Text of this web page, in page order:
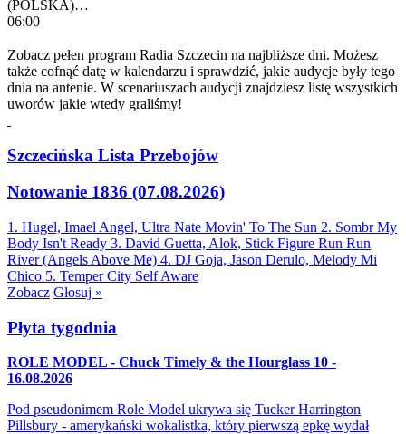
(POLSKA)…
06:00
Zobacz pełen program Radia Szczecin na najbliższe dni. Możesz
także cofnąć datę w kalendarzu i sprawdzić, jakie audycje były tego
dnia na antenie. W scenariuszach audycji znajdziesz listę wszystkich
uworów jakie wtedy graliśmy!
Szczecińska Lista Przebojów
Notowanie 1836 (07.08.2026)
1. Hugel, Imael Angel, Ultra Nate Movin' To The Sun 2. Sombr My
Body Isn't Ready 3. David Guetta, Alok, Stick Figure Run Run
River (Angels Above Me) 4. DJ Goja, Jason Derulo, Melody Mi
Chico 5. Temper City Self Aware
Zobacz Głosuj »
Płyta tygodnia
ROLE MODEL - Chuck Timely & the Hourglass 10 -
16.08.2026
Pod pseudonimem Role Model ukrywa się Tucker Harrington
Pillsbury - amerykański wokalistka, który pierwszą epkę wydał